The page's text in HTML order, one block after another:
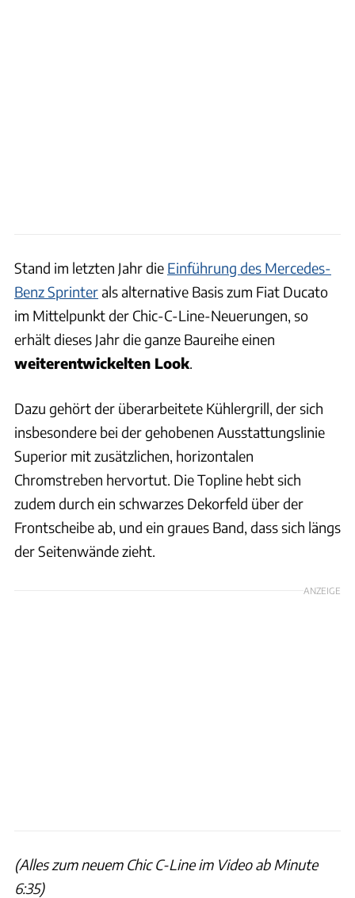
Stand im letzten Jahr die Einführung des Mercedes-
Benz Sprinterals alternative Basis zum Fiat Ducato
im Mittelpunkt der Chic-C-Line-Neuerungen, so
erhält dieses Jahr die ganze Baureihe einen
weiterentwickelten Look.
Dazu gehört der überarbeitete Kühlergrill, der sich
insbesondere bei der gehobenen Ausstattungslinie
Superior mit zusätzlichen, horizontalen
Chromstreben hervortut. Die Topline hebt sich
zudem durch ein schwarzes Dekorfeld über der
Frontscheibe ab, und ein graues Band, dass sich längs
der Seitenwände zieht.
ANZEIGE
(Alles zum neuem Chic C-Line im Video ab Minute
6:35)